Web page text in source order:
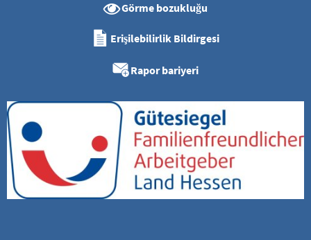
Görme bozukluğu
Erişilebilirlik Bildirgesi
Rapor bariyeri